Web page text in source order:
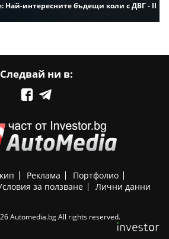
Най-интересните бъдещи коли с ДВГ - II
Следвай ни в:
Реклама
Портфолио
за ползване Лични данни
Automedia.bg All rights reserved.